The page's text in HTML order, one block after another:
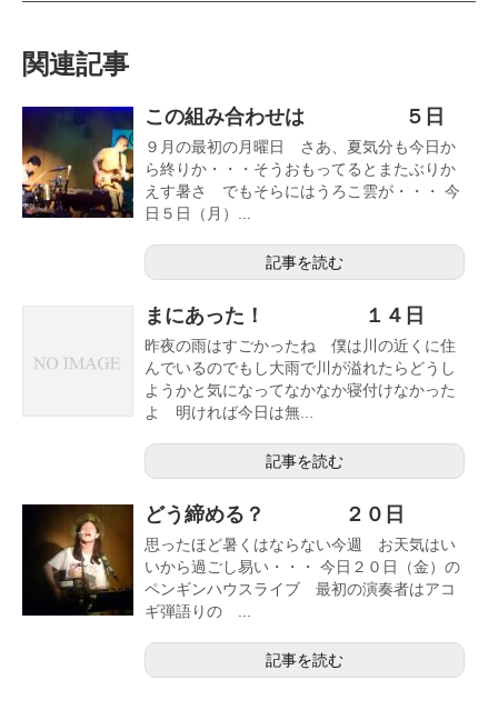
関連記事
この組み合わせは ５日
９月の最初の月曜日 さあ、夏気分も今日か
ら終りか・・・そうおもってるとまたぶりか
えす暑さ でもそらにはうろこ雲が・・・ 今
日５日（月）...
記事を読む
まにあった！ １４日
昨夜の雨はすごかったね 僕は川の近くに住
んでいるのでもし大雨で川が溢れたらどうし
ようかと気になってなかなか寝付けなかった
よ 明ければ今日は無...
記事を読む
どう締める？ ２０日
思ったほど暑くはならない今週 お天気はい
いから過ごし易い・・・ 今日２０日（金）の
ペンギンハウスライブ 最初の演奏者はアコ
ギ弾語りの ...
記事を読む